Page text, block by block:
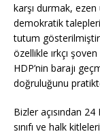
karşı durmak,
demokratik
tutum
özellikle ırkçı
HDP’nin barajı
doğruluğunu
Bizler açısından
sınıfı ve halk